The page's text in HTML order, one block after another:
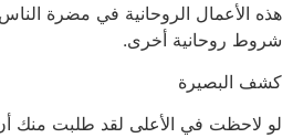
هذه الأعمال الروحانية في مضرة الناس
شروط روحانية أخرى.
كشف البصيرة
لو لاحظت في الأعلى لقد طلبت منك أن